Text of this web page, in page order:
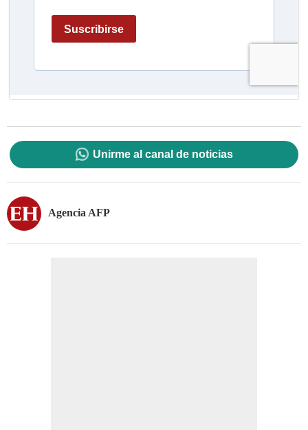
Unirme al canal de noticias
Agencia AFP